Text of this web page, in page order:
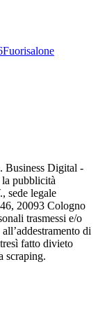
Fuorisalone
Business Digital -
pubblicità
sede legale
20093 Cologno
trasmessi e/o
di
fatto divieto
scraping.